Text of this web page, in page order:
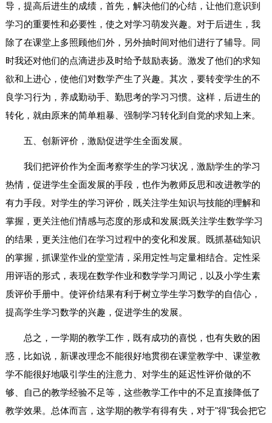
导，提高后进生的成绩，首先，解决他们的心结，让他们意识到
学习的重要性和必要性，使之对学习萌发兴趣。对于后进生，我
除了在课堂上多照顾他们外，另外抽时间对他们进行了辅导。同
时我还对他们的点滴进步及时给予鼓励表扬。激发了他们的求知
欲和上进心，使他们对数学产生了兴趣。其次，要转变学生的不
良学习行为，养成勤动手、勤思考的学习习惯。这样，后进生的
转化，就由原来的简单粗暴、强制学习转化到自觉的求知上来。
五、创新评价，激励促进学生全面发展。
我们把评价作为全面考察学生的学习状况，激励学生的学习
热情，促进学生全面发展的手段，也作为教师反思和改进教学的
有力手段。对学生的学习评价，既关注学生知识与技能的理解和
掌握，更关注他们情感与态度的形成和发展;既关注学生数学学习
的结果，更关注他们在学习过程中的变化和发展。既抓基础知识
的掌握，抓课堂作业的堂堂清，采用定性与定量相结合。定性采
用评语的形式，表现在数学作业和数学学习周记，以及小学生素
质评价手册中。使评价结果有利于树立学生学习数学的自信心，
提高学生学习数学的兴趣，促进学生的发展。
总之，一学期的教学工作，既有成功的喜悦，也有失败的困
惑，比如说，新课改理念不能很好地贯彻在课堂教学中、课堂教
学不能很好地吸引学生的注意力、对学生的延迟性评价做的不
够、自己的教学经验不足等，这些教学工作中的不足直接降低了
教学效果。总体而言，这学期的教学有得有失，对于"得"我会把它